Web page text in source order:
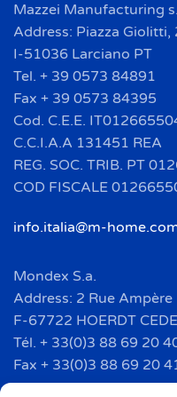
Mazzei Manufacturing
Address: Piazza Giolitti,
I-51036 Larciano PT
Tel. + 39 0573 84891
Fax + 39 0573 84395
Cod. C.E.E.
C.C.I.A.A 131451 REA
REG. SOC. TRIB. PT
COD FISCALE
info.italia@m-
Mondex S.a.
Address: 2 Rue
F-67722 HOERDT
Tél. + 33(0)3 88 69 20
Fax + 33(0)3 88 69 20